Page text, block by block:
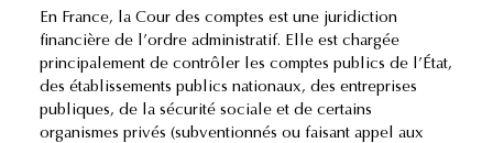
En France, la Cour des comptes est une juridiction
financière de l’ordre administratif. Elle est chargée
principalement de contrôler les comptes publics de l’État,
des établissements publics nationaux, des entreprises
publiques, de la sécurité sociale et de certains
organismes privés (subventionnés ou faisant appel aux